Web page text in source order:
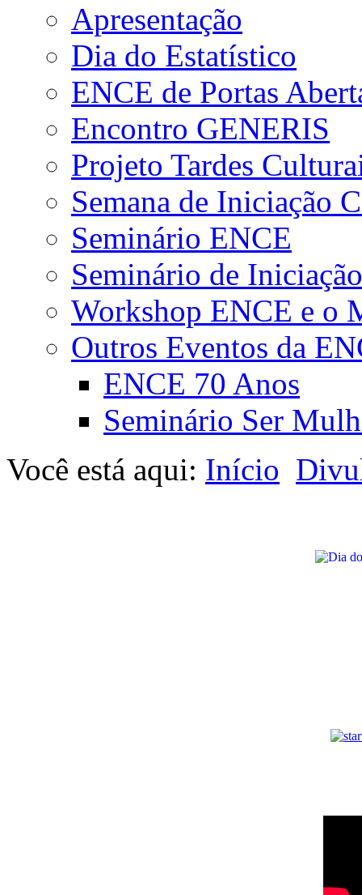
Apresentação
Dia do Estatístico
ENCE de Portas
Encontro GENERIS
Projeto Tardes
Semana de Iniciação
Seminário ENCE
Seminário de
Workshop ENCE e o
Outros Eventos da
ENCE 70 Anos
Seminário Ser
Você está aqui: Início